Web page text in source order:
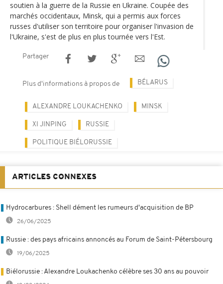
soutien à la guerre de la Russie en Ukraine. Coupée des
marchés occidentaux, Minsk, qui a permis aux forces
russes d'utiliser son territoire pour organiser l'invasion de
l'Ukraine, s'est de plus en plus tournée vers l'Est.
Partager
Plus d'informations à propos de BÉLARUS
ALEXANDRE LOUKACHENKO MINSK
XI JINPING RUSSIE
POLITIQUE BIÉLORUSSIE
ARTICLES CONNEXES
Hydrocarbures : Shell dément les rumeurs d'acquisition de BP
26/06/2025
Russie : des pays africains annoncés au Forum de Saint-Pétersbourg
19/06/2025
Biélorussie : Alexandre Loukachenko célèbre ses 30 ans au pouvoir